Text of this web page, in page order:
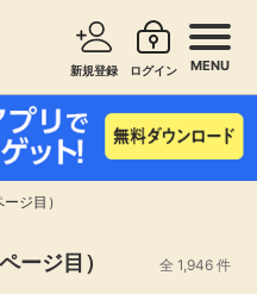
新規登録 ログイン MENU
ジ目）
ショッピングで探す
ージ目） 全 1,946 件